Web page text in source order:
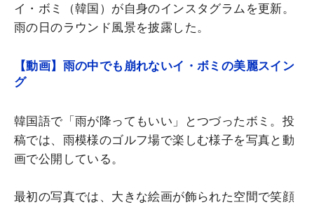
イ・ボミ（韓国）が自身のインスタグラムを更新。
雨の日のラウンド風景を披露した。
【動画】雨の中でも崩れないイ・ボミの美麗スイン
グ
韓国語で「雨が降ってもいい」とつづったボミ。投
稿では、雨模様のゴルフ場で楽しむ様子を写真と動
画で公開している。
最初の写真では、大きな絵画が飾られた空間で笑顔